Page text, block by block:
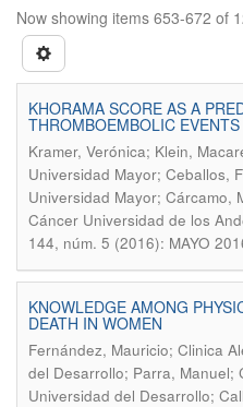
Now showing items 653-672 of
KHORAMA SCORE AS A
THROMBOEMBOLIC
Kramer, Verónica; Klein,
Universidad Mayor; Ceballos,
Universidad Mayor; Cárcamo,
Cáncer Universidad de los
144, núm. 5 (2016): MAYO
KNOWLEDGE AMONG
DEATH IN WOMEN
Fernández, Mauricio; Clinica
del Desarrollo; Parra, Manuel;
Universidad del Desarrollo;